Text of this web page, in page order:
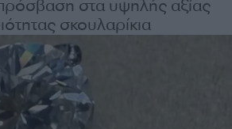
στα υψηλής αξίας
σκουλαρίκια